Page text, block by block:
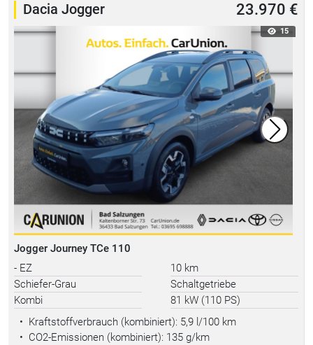
Dacia Jogger 23.970 €
15
Jogger Journey TCe 110
- EZ
10 km
Schiefer-Grau
Schaltgetriebe
Kombi
81 kW (110 PS)
• Kraftstoffverbrauch (kombiniert): 5,9 l/100 km
• CO2-Emissionen (kombiniert): 135 g/km